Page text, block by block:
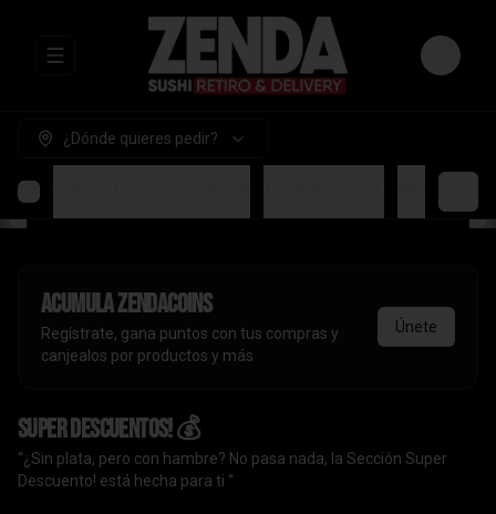
Abrir menu de navegación Login
¿Dónde quieres pedir?
AcumulaZendaCoins
Regístrate, gana puntos con tus compras y
canjealos por productos y más
Únete
SUPER DESCUENTOS! 💰
“¿Sin plata, pero con hambre? No pasa nada, la Sección Super
Descuento! está hecha para ti “